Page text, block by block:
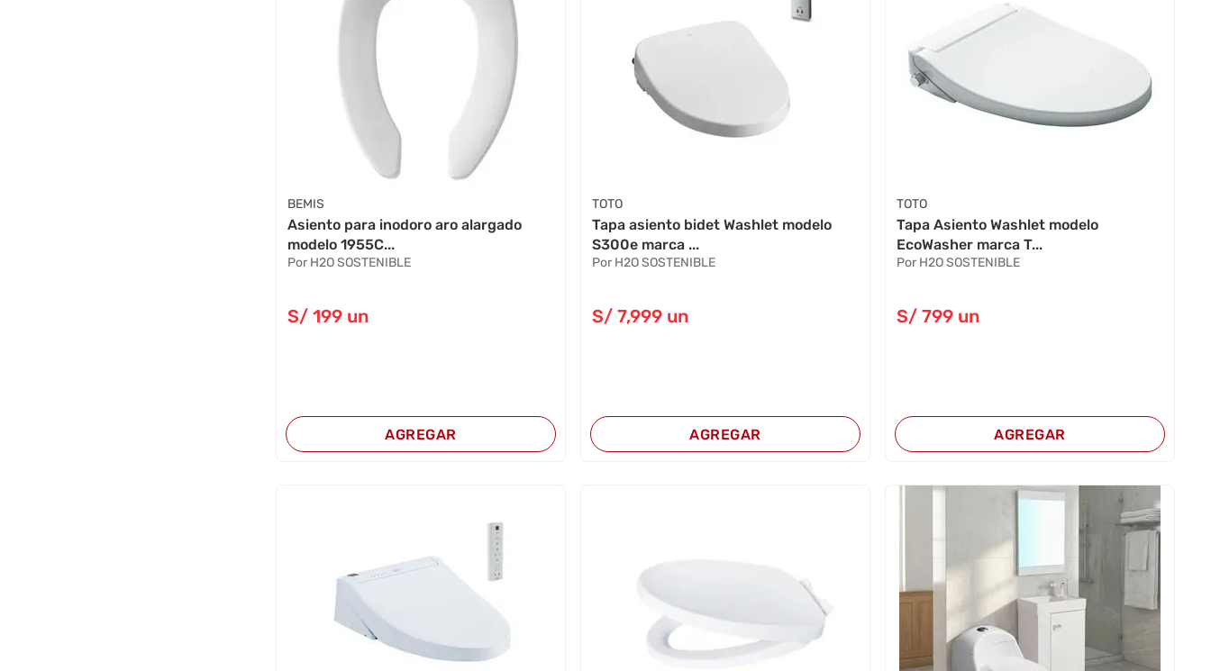
BEMIS
Asiento para inodoro aro alargado
modelo 1955C...
Por H2O SOSTENIBLE
S/199 un
AGREGAR
TOTO
Tapa asiento bidet Washlet modelo
S300e marca ...
Por H2O SOSTENIBLE
S/7,999 un
AGREGAR
TOTO
Tapa Asiento Washlet modelo
EcoWasher marca T...
Por H2O SOSTENIBLE
S/ 799 un
AGREGAR